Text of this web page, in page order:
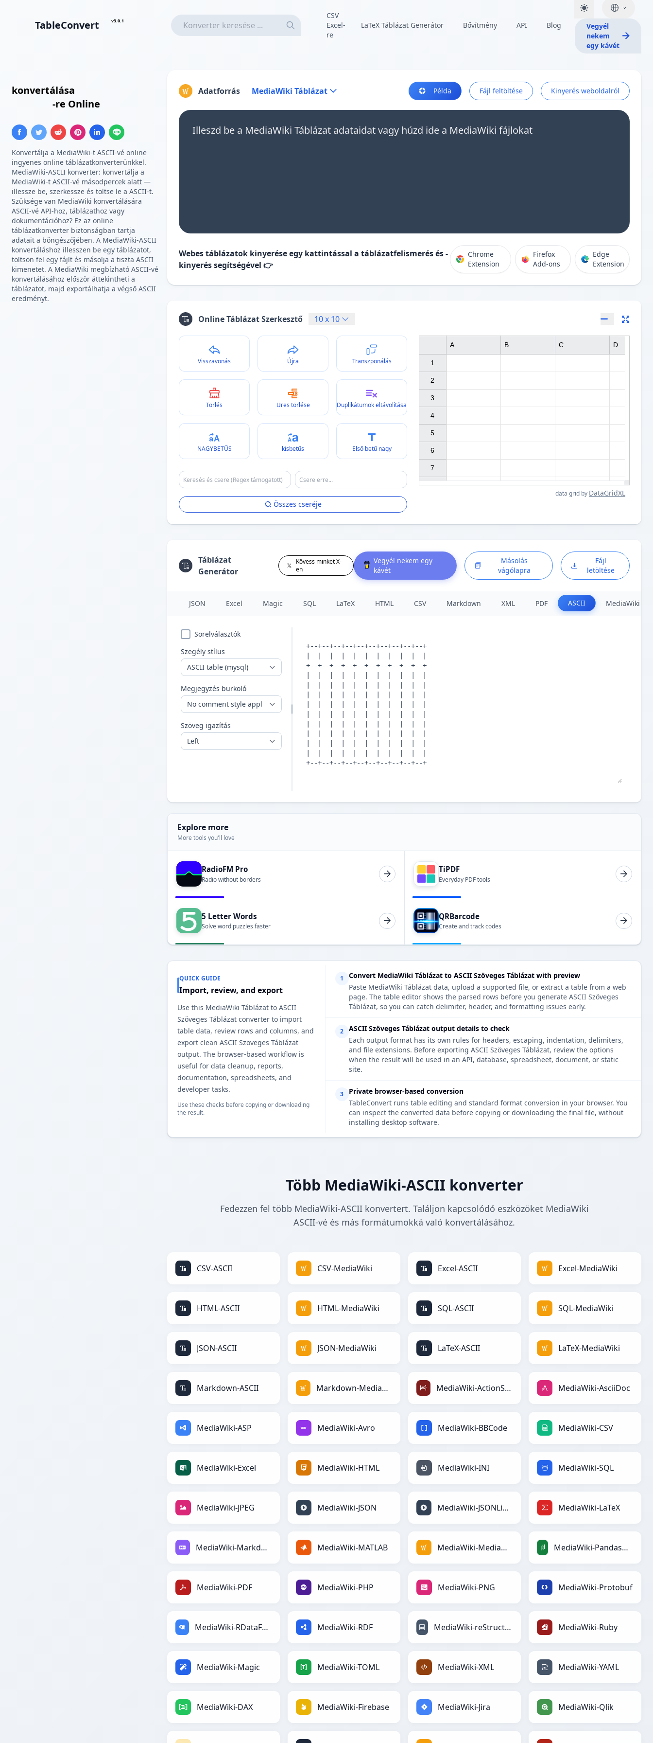
TableConvert v3.0.1
CSV
Excel-
re
LaTeX Táblázat Generátor Bővítmény API Blog
Vegyél
nekem
egy kávét
konvertálása
-re Online
Konvertálja a MediaWiki-t ASCII-vé online
ingyenes online táblázatkonverterünkkel.
MediaWiki-ASCII konverter: konvertálja a
MediaWiki-t ASCII-vé másodpercek alatt —
illessze be, szerkessze és töltse le a ASCII-t.
Szüksége van MediaWiki konvertálására
ASCII-vé API-hoz, táblázathoz vagy
dokumentációhoz? Ez az online
táblázatkonverter biztonságban tartja
adatait a böngészőjében. A MediaWiki-ASCII
konvertáláshoz illesszen be egy táblázatot,
töltsön fel egy fájlt és másolja a tiszta ASCII
kimenetet. A MediaWiki megbízható ASCII-vé
konvertálásához először áttekintheti a
táblázatot, majd exportálhatja a végső ASCII
eredményt.
Adatforrás MediaWiki Táblázat Példa Fájl feltöltése Kinyerés weboldalról
Illeszd be a MediaWiki Táblázat adataidat vagy húzd ide a MediaWiki fájlokat
Webes táblázatok kinyerése egy kattintással a táblázatfelismerés és -
kinyerés segítségével 👉
Chrome
Extension
Firefox
Add-ons
Edge
Extension
Online Táblázat Szerkesztő 10x 10
Visszavonás Újra Transzponálás
Törlés Üres törlése Duplikátumok eltávolítása
NAGYBETŰS kisbetűs Első betű nagy
Összes cseréje
data grid by DataGridXL
1
2
3
4
5
6
7
A B C D
Táblázat
Generátor
Kövess minket X-
en
Vegyél nekem egy
kávét
Másolás
vágólapra
Fájl
letöltése
JSON Excel Magic SQL LaTeX HTML CSV Markdown XML PDF ASCII MediaWiki
Sorelválasztók
Szegély stílus
Megjegyzés burkoló
Szöveg igazítás
Explore more
More tools you'll love
RadioFM Pro
Radio without borders
TiPDF
Everyday PDF tools
5 Letter Words
Solve word puzzles faster
QRBarcode
Create and track codes
QUICK GUIDE
Import, review, and export
Use this MediaWiki Táblázat to ASCII
Szöveges Táblázat converter to import
table data, review rows and columns, and
export clean ASCII Szöveges Táblázat
output. The browser-based workflow is
useful for data cleanup, reports,
documentation, spreadsheets, and
developer tasks.
Use these checks before copying or downloading
the result.
1
Convert MediaWiki Táblázat to ASCII Szöveges Táblázat with preview
Paste MediaWiki Táblázat data, upload a supported file, or extract a table from a web
page. The table editor shows the parsed rows before you generate ASCII Szöveges
Táblázat, so you can catch delimiter, header, and formatting issues early.
2
ASCII Szöveges Táblázat output details to check
Each output format has its own rules for headers, escaping, indentation, delimiters,
and file extensions. Before exporting ASCII Szöveges Táblázat, review the options
when the result will be used in an API, database, spreadsheet, document, or static
site.
3
Private browser-based conversion
TableConvert runs table editing and standard format conversion in your browser. You
can inspect the converted data before copying or downloading the final file, without
installing desktop software.
Több MediaWiki-ASCII konverter
Fedezzen fel több MediaWiki-ASCII konvertert. Találjon kapcsolódó eszközöket MediaWiki
ASCII-vé és más formátumokká való konvertálásához.
CSV-ASCII CSV-MediaWiki Excel-ASCII Excel-MediaWiki
HTML-ASCII HTML-MediaWiki SQL-ASCII SQL-MediaWiki
JSON-ASCII JSON-MediaWiki LaTeX-ASCII LaTeX-MediaWiki
Markdown-ASCII Markdown-MediaWiki MediaWiki-ActionScript MediaWiki-AsciiDoc
MediaWiki-ASP MediaWiki-Avro MediaWiki-BBCode MediaWiki-CSV
MediaWiki-Excel MediaWiki-HTML MediaWiki-INI MediaWiki-SQL
MediaWiki-JPEG MediaWiki-JSON MediaWiki-JSONLines MediaWiki-LaTeX
MediaWiki-Markdown MediaWiki-MATLAB MediaWiki-MediaWiki MediaWiki-PandasDataFrame
MediaWiki-PDF MediaWiki-PHP MediaWiki-PNG MediaWiki-Protobuf
MediaWiki-RDataFrame MediaWiki-RDF MediaWiki-reStructuredText MediaWiki-Ruby
MediaWiki-Magic MediaWiki-TOML MediaWiki-XML MediaWiki-YAML
MediaWiki-DAX MediaWiki-Firebase MediaWiki-Jira MediaWiki-Qlik